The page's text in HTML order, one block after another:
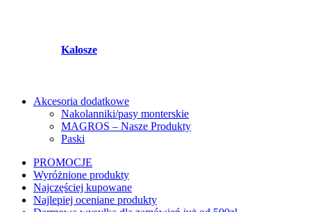
Kalosze
Akcesoria dodatkowe
Nakolanniki/pasy monterskie
MAGROS – Nasze Produkty
Paski
PROMOCJE
Wyróżnione produkty
Najczęściej kupowane
Najlepiej oceniane produkty